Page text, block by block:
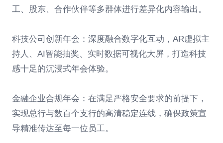
工、股东、合作伙伴等多群体进行差异化内容输出。
科技公司创新年会：深度融合数字化互动，AR虚拟主
持人、AI智能抽奖、实时数据可视化大屏，打造科技
感十足的沉浸式年会体验。
金融企业合规年会：在满足严格安全要求的前提下，
实现总行与数百个支行的高清稳定连线，确保政策宣
导精准传达至每一位员工。